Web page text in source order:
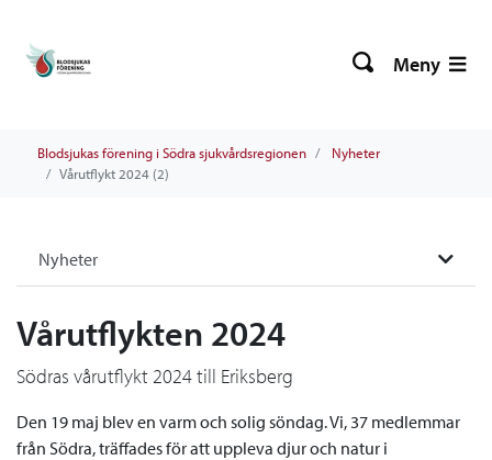
Meny
Blodsjukas förening i Södra sjukvårdsregionen
Nyheter
Vårutflykt 2024 (2)
Nyheter
Vårutflykten 2024
Södras vårutflykt 2024 till Eriksberg
Den 19 maj blev en varm och solig söndag. Vi, 37 medlemmar
från Södra, träffades för att uppleva djur och natur i